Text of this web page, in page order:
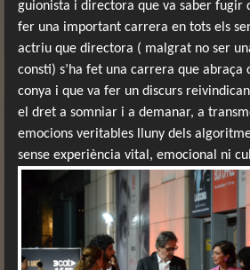
guionista i directora que va saber fugir
fer una important carrera en tots els
actriu que directora ( malgrat no ser
consti) s’ha fet una carrera que abraça
conya i que va fer un discurs
el dret a somniar i a demanar, a
emocions veritables lluny dels
sense experiència vital, emocional ni